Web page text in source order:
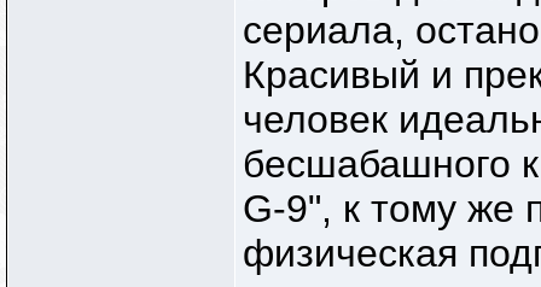
сериала,
Красивый и
человек
бесшабашного
G-9", к тому же
физическая